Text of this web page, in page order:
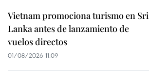
Vietnam promociona turismo en Sri
Lanka antes de lanzamiento de
vuelos directos
01/08/2026 11:09